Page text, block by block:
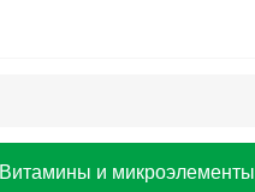
Витамины и микроэлементы